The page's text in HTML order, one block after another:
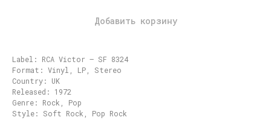
Добавить корзину
Label: RCA Victor – SF 8324
Format: Vinyl, LP, Stereo
Country: UK
Released: 1972
Genre: Rock, Pop
Style: Soft Rock, Pop Rock